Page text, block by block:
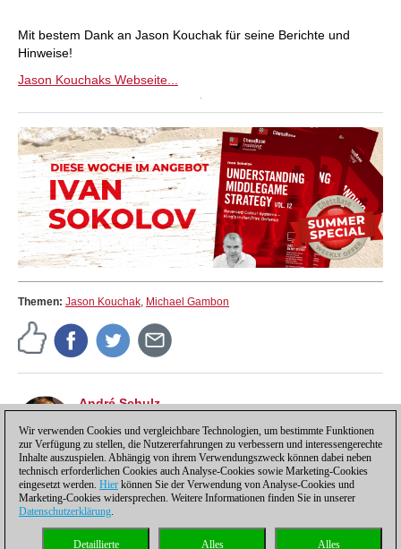
Mit bestem Dank an Jason Kouchak für seine Berichte und
Hinweise!
Jason Kouchaks Webseite...
Themen: Jason Kouchak Michael Gambon
André Schulz
der Redakteur der deutschsprachigen ChessBase
Schachnachrichten-Seite.
Datenschutzhinweis| Kontakt| |Lizenzen
Wir verwenden Cookies und vergleichbare Technologien, um bestimmte Funktionen
zur Verfügung zu stellen, die Nutzererfahrungen zu verbessern und interessengerechte
Inhalte auszuspielen. Abhängig von ihrem Verwendungszweck können dabei neben
technisch erforderlichen Cookies auch Analyse-Cookies sowie Marketing-Cookies
eingesetzt werden. Hier können Sie der Verwendung von Analyse-Cookies und
Marketing-Cookies widersprechen. Weitere Informationen finden Sie in unserer
Datenschutzerklärung.
Alles
Alles
Detaillierte